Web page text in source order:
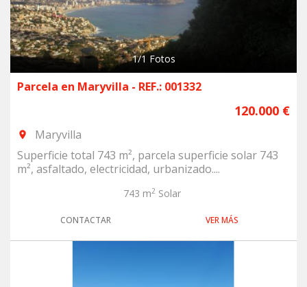
1/1 Fotos
Parcela en Maryvilla - REF.: 001332
120.000 €
room
Maryvilla
Superficie total 743 m², parcela superficie solar 743
m², asfaltado, electricidad, urbanizado....
743 m2 Solar
CONTACTAR VER MÁS